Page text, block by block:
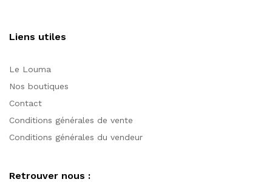
Liens utiles
Le Louma
Nos boutiques
Contact
Conditions générales de vente
Conditions générales du vendeur
Retrouver nous :